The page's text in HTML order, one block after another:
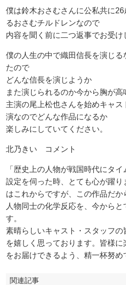
僕は鈴木おさむさんに公私共に
るおさむチルドレンなので
内容を聞く前に二つ返事でお受け
僕の人生の中で織田信長を演じる
たので
どんな信長を演じようか
また演じられるのか今から胸が高
主演の尾上松也さんを始めキャ
演なのでどんな作品になるか
楽しみにしていてください。
北乃きい コメント
「歴史上の人物が戦国時代にタ
設定を伺った時、とても心が躍
はこれからですが、この作品だ
人物同士の化学反応を、今からと
す。
素晴らしいキャスト・スタッフの
を嬉しく思っております。皆様
をお届けできるよう、精一杯努め
関連記事